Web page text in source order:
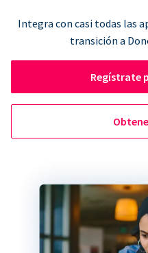
Integra con casi todas las
transición a
Regístrate